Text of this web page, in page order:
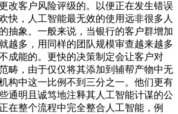
改客户风险评级的。以便正在发生错误
快，人工智能最无效的使用远非很多人
抽象。一般来说，当银行的客户群增加
越多，用同样的团队规模审查越来越多
成能的。更快的决策制定会让客户对
畴，由于仅仅将其添加到辅帮产物中无
构中这一比例不到三分之一。他们更有
通明且诚笃地注释其人工智能计谋的公
在整个流程中完全整合人工智能，例